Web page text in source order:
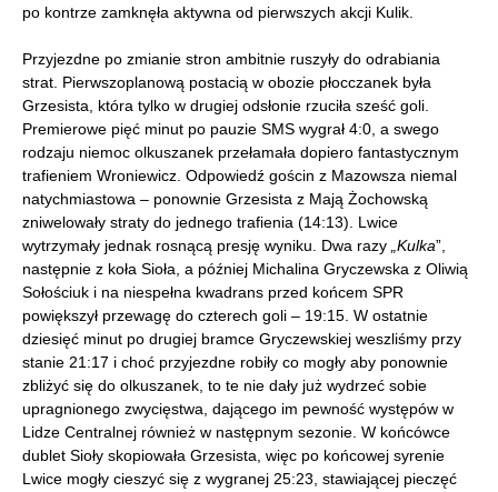
po kontrze zamknęła aktywna od pierwszych akcji Kulik.
Przyjezdne po zmianie stron ambitnie ruszyły do odrabiania
strat. Pierwszoplanową postacią w obozie płocczanek była
Grzesista, która tylko w drugiej odsłonie rzuciła sześć goli.
Premierowe pięć minut po pauzie SMS wygrał 4:0, a swego
rodzaju niemoc olkuszanek przełamała dopiero fantastycznym
trafieniem Wroniewicz. Odpowiedź gościn z Mazowsza niemal
natychmiastowa – ponownie Grzesista z Mają Żochowską
zniwelowały straty do jednego trafienia (14:13). Lwice
wytrzymały jednak rosnącą presję wyniku. Dwa razy „Kulka”,
następnie z koła Sioła, a później Michalina Gryczewska z Oliwią
Sołościuk i na niespełna kwadrans przed końcem SPR
powiększył przewagę do czterech goli – 19:15. W ostatnie
dziesięć minut po drugiej bramce Gryczewskiej weszliśmy przy
stanie 21:17 i choć przyjezdne robiły co mogły aby ponownie
zbliżyć się do olkuszanek, to te nie dały już wydrzeć sobie
upragnionego zwycięstwa, dającego im pewność występów w
Lidze Centralnej również w następnym sezonie. W końcówce
dublet Sioły skopiowała Grzesista, więc po końcowej syrenie
Lwice mogły cieszyć się z wygranej 25:23, stawiającej pieczęć